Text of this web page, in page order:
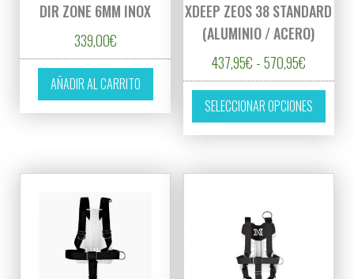
DIR ZONE 6MM INOX
339,00€
AÑADIR AL CARRITO
XDEEP ZEOS 38 STANDARD
(ALUMINIO / ACERO)
437,95€ - 570,95€
SELECCIONAR OPCIONES
Este